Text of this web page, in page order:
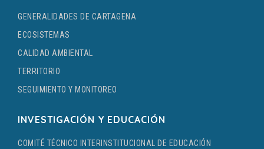
GENERALIDADES DE CARTAGENA
ECOSISTEMAS
CALIDAD AMBIENTAL
TERRITORIO
SEGUIMIENTO Y MONITOREO
INVESTIGACIÓN Y EDUCACIÓN
COMITÉ TÉCNICO INTERINSTITUCIONAL DE EDUCACIÓN